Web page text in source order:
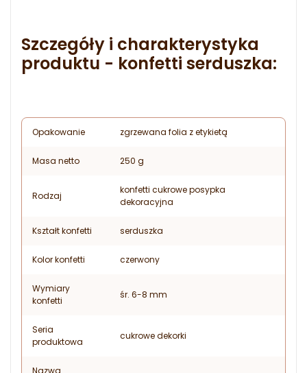
Szczegóły i charakterystyka
produktu - konfetti serduszka:
Opakowanie zgrzewana folia z etykietą
Masa netto 250 g
Rodzaj
konfetti cukrowe posypka
dekoracyjna
Kształt konfetti serduszka
Kolor konfetti czerwony
Wymiary
konfetti
śr. 6-8 mm
Seria
produktowa
cukrowe dekorki